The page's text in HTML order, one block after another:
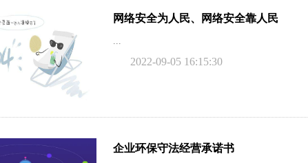
网络安全为人民、网络安全靠人民
...
2022-09-05 16:15:30
企业环保守法经营承诺书